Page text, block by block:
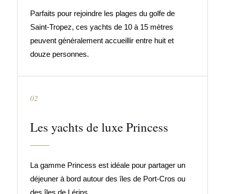
Parfaits pour rejoindre les plages du golfe de
Saint-Tropez, ces yachts de 10 à 15 mètres
peuvent généralement accueillir entre huit et
douze personnes.
02
Les yachts de luxe Princess
La gamme Princess est idéale pour partager un
déjeuner à bord autour des îles de Port-Cros ou